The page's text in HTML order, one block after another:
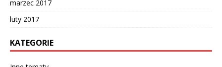
marzec 2017
luty 2017
KATEGORIE